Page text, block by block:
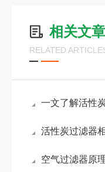
相关文章
RELATED
一文了解活性炭
活性炭过滤器
空气过滤器原